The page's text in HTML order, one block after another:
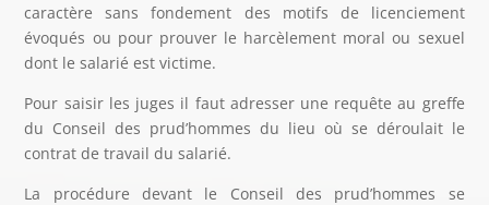
caractère sans fondement des motifs de licenciement
évoqués ou pour prouver le harcèlement moral ou sexuel
dont le salarié est victime.
Pour saisir les juges il faut adresser une requête au greffe
du Conseil des prud’hommes du lieu où se déroulait le
contrat de travail du salarié.
La procédure devant le Conseil des prud’hommes se